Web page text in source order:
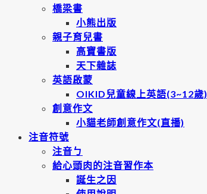
橋梁書
小熊出版
親子育兒書
高寶書版
天下雜誌
英語啟蒙
OIKID兒童線上英語(3~12歲)
創意作文
小貓老師創意作文(直播)
注音符號
注音ㄅ
給心頭肉的注音習作本
誕生之因